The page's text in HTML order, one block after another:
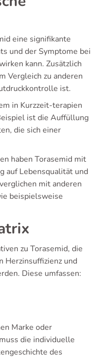
eine signifikante
und der Symptome bei
kann. Zusätzlich
Vergleich zu anderen
ist.
in Kurzzeit-terapien
ist die Auffüllung
die sich einer
haben Torasemid mit
auf Lebensqualität und
mit anderen
beispielsweise
zu Torasemid, die
Herzinsuffizienz und
Diese umfassen:
Marke oder
die individuelle
des